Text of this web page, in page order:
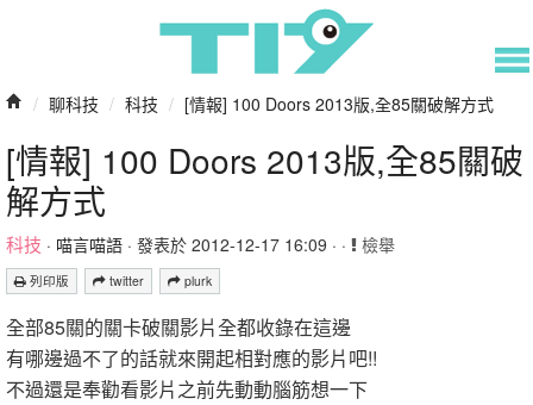
/ 聊科技 / 科技 / [情報] 100 Doors 2013版,全85關破解方式
[情報] 100 Doors 2013版,全85關破
解方式
科技 · 喵言喵語 · 發表於 2012-12-17 16:09 · · 檢舉
列印版 twitter plurk
全部85關的關卡破關影片全都收錄在這邊
有哪邊過不了的話就來開起相對應的影片吧!!
不過還是奉勸看影片之前先動動腦筋想一下